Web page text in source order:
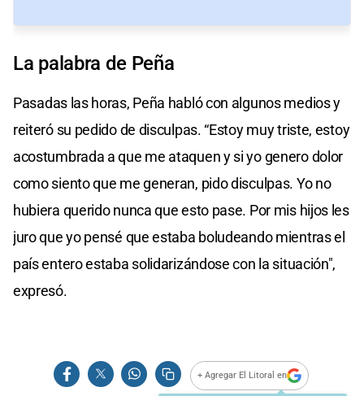
La palabra de Peña
Pasadas las horas, Peña habló con algunos medios y
reiteró su pedido de disculpas. “Estoy muy triste, estoy
acostumbrada a que me ataquen y si yo genero dolor
como siento que me generan, pido disculpas. Yo no
hubiera querido nunca que esto pase. Por mis hijos les
juro que yo pensé que estaba boludeando mientras el
país entero estaba solidarizándose con la situación",
expresó.
+ Agregar El Litoral en